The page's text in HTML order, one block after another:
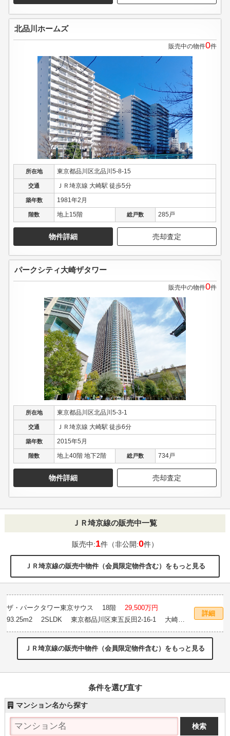
北品川ホームズ
販売中の物件0件
所在地 東京都品川区北品川5-8-15
交通 ＪＲ埼京線 大崎駅 徒歩5分
築年数 1981年2月
階数 地上15階 総戸数 285戸
物件詳細 売却査定
パークシティ大崎ザタワー
販売中の物件0件
所在地 東京都品川区北品川5-3-1
交通 ＪＲ埼京線 大崎駅 徒歩6分
築年数 2015年5月
階数 地上40階 地下2階 総戸数 734戸
物件詳細 売却査定
ＪＲ埼京線の販売中一覧
販売中:1件（非公開:0件）
ＪＲ埼京線の販売中物件（会員限定物件含む）をもっと見る
ザ・パークタワー東京サウス 18階 29,500万円
93.25m2
徒歩5分
詳細
ＪＲ埼京線の販売中物件（会員限定物件含む）をもっと見る
条件を選び直す
マンション名から探す